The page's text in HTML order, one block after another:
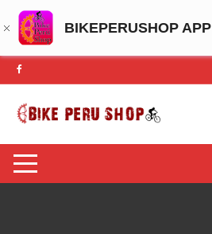
BIKEPERUSHOP APP
Saltar
al
contenido